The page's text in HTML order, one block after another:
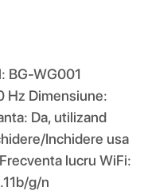
BG-WG001
Dimensiune:
Da, utilizand
Inchidere usa
lucru WiFi:
g/n